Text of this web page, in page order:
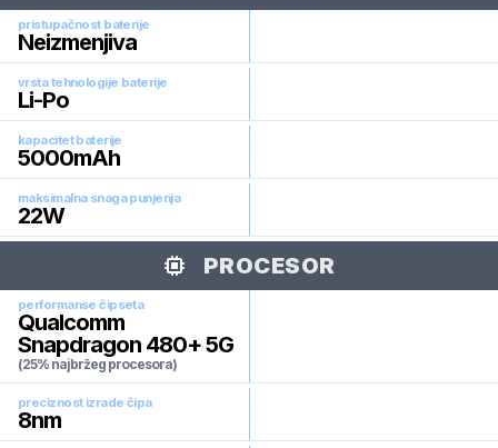
pristupačnost baterije
Neizmenjiva
vrsta tehnologije baterije
Li-Po
kapacitet baterije
5000mAh
maksimalna snaga punjenja
22W
PROCESOR
performanse čipseta
Qualcomm
Snapdragon 480+ 5G
(25% najbržeg procesora)
preciznost izrade čipa
8nm